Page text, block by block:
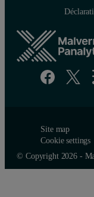
Site map
Cookie settings
© Copyright 2026 -